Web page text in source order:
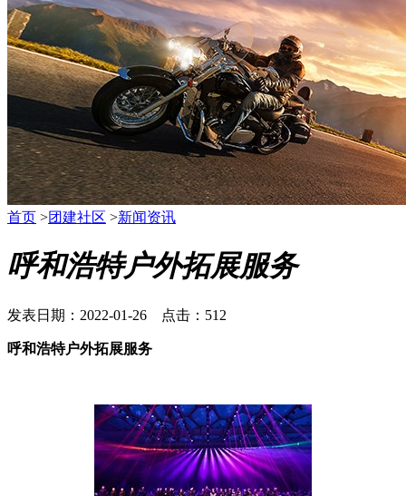
首页 >团建社区 >新闻资讯
呼和浩特户外拓展服务
发表日期：2022-01-26 点击：512
呼和浩特户外拓展服务